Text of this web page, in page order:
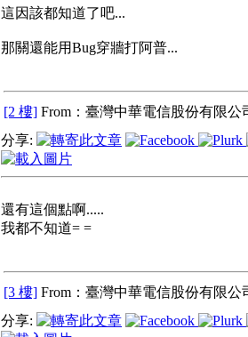
這因該都知道了吧...
那關還能用Bug穿牆打阿普...
[2 樓] From：臺灣中華電信股份有限公
分享:
還有這個點啊.....
我都不知道= =
[3 樓] From：臺灣中華電信股份有限公
分享: